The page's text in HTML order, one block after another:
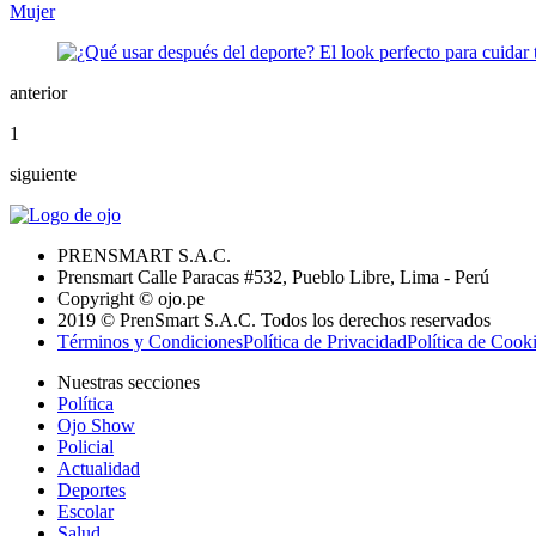
Mujer
anterior
1
siguiente
PRENSMART S.A.C.
Prensmart Calle Paracas #532, Pueblo Libre, Lima - Perú
Copyright © ojo.pe
2019 © PrenSmart S.A.C. Todos los derechos reservados
Términos y CondicionesPolítica de PrivacidadPolítica de
Nuestras secciones
Política
Ojo Show
Policial
Actualidad
Deportes
Escolar